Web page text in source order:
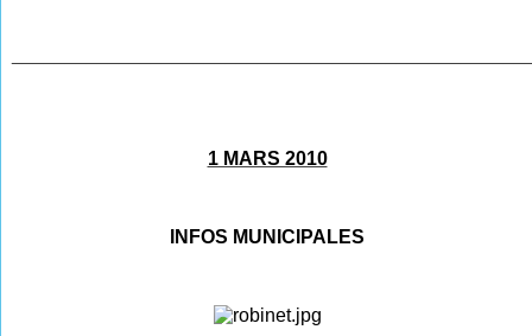
1 MARS 2010
INFOS MUNICIPALES